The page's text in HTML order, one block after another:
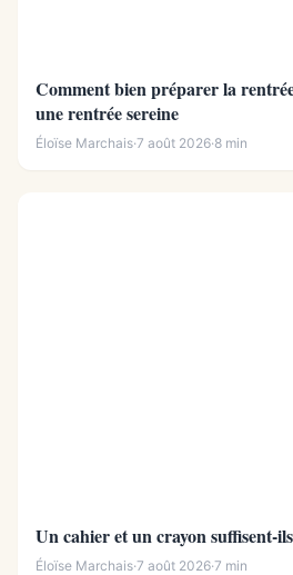
Comment bien préparer la
une rentrée sereine
Éloïse Marchais·7 août 2026·8 min
Un cahier et un crayon suffisent-
Éloïse Marchais·7 août 2026·7 min